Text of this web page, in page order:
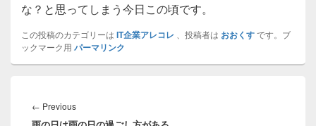
な？と思ってしまう今日この頃です。
この投稿のカテゴリーは IT企業アレコレ 、投稿者は おおくすです。ブ
ックマーク用 パーマリンク
稿
ナ
← PreviousPrevious